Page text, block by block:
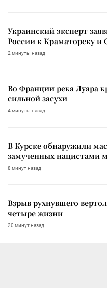
Украинский эксперт
России к Краматорску и
2 минуты назад
Во Франции река Луара
сильной засухи
4 минуты назад
В Курске обнаружили
замученных нацистами
8 минут назад
Взрыв рухнувшего
четыре жизни
20 минут назад